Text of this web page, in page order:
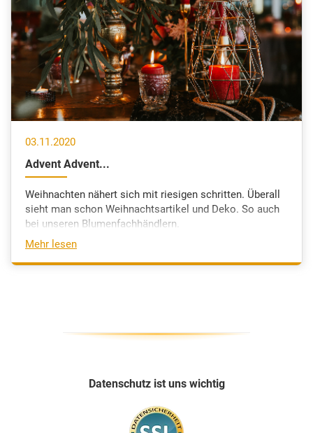
03.11.2020
Advent Advent...
Weihnachten nähert sich mit riesigen schritten. Überall
sieht man schon Weihnachtsartikel und Deko. So auch
bei unseren Blumenfachhändlern.
Mehr lesen
Datenschutz ist uns wichtig